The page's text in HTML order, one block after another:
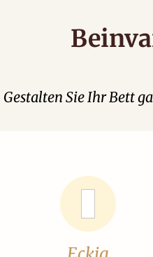
Gestalten Sie Ihr Bett